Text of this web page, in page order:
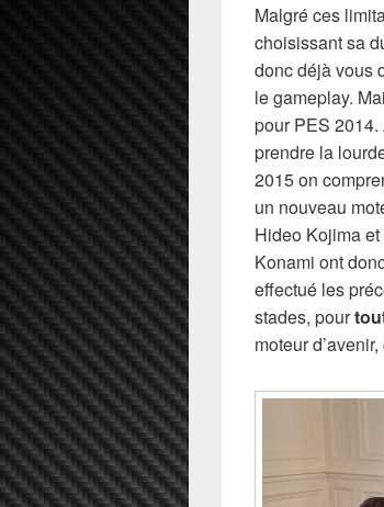
Malgré ces
choisissant sa
donc déjà vous
le gameplay.
pour PES
prendre la
2015 on
un nouveau
Hideo Kojima
Konami ont
effectué les
stades, pour
moteur